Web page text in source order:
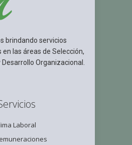
brindando servicios
las áreas de Selección,
Organizacional.
Laboral